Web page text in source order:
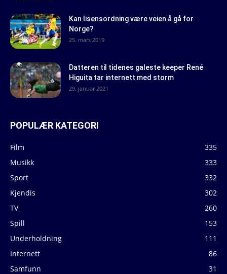
Kan lisensordning være veien å gå for
Norge?
25. mars 2019
Datteren til tidenes galeste keeper René
Higuita tar internett med storm
29. januar 2021
POPULÆR KATEGORI
Film
335
Musikk
333
Sport
332
Kjendis
302
TV
260
Spill
153
Underholdning
111
Internett
86
Samfunn
31